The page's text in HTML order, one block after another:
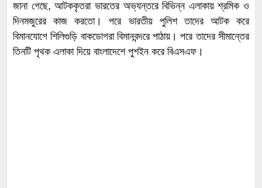
জানা গেছে, আটককৃতরা ভারতের অভ্যন্তরে বিভিন্ন এলাকায় শ্রমিক ও
দিনমজুরের কাজ করতো। পরে ভারতীয় পুলিশ তাদের আটক করে
বিমানযোগে শিলিগুড়ি বাকডোগরা বিমানবন্দরে পাঠায়। পরে তাদের সীমান্তের
তিনটি পৃথক এলাকা দিয়ে বাংলাদেশে পুশইন করে বিএসএফ।